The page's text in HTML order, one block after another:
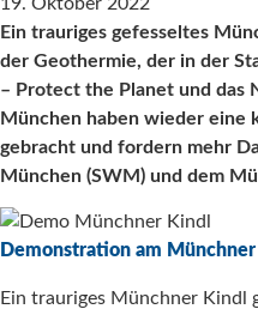
Ein trauriges gefesseltes
der Geothermie, der in der
– Protect the Planet und das
München haben wieder eine
gebracht und fordern mehr
München (SWM) und dem
Demonstration am Münchner
Ein trauriges Münchner Kindl